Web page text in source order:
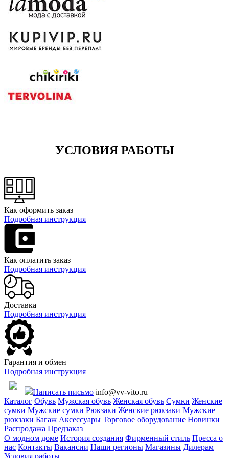
УСЛОВИЯ РАБОТЫ
Как оформить заказ
Подробная инструкция
Как оплатить заказ
Подробная инструкция
Доставка
Подробная инструкция
Гарантия и обмен
Подробная инструкция
Написать письмо info@vv-vito.ru
Каталог Обувь Мужская обувь Женская обувь Сумки Женские
сумки Мужские сумки Рюкзаки Женские рюкзаки Мужские
рюкзаки Багаж Аксессуары Торговое оборудование Новинки
Распродажа Предзаказ
О модном доме История создания Фирменный стиль Пресса о
нас Контакты Вакансии Наши регионы Магазины Дилерам
Условия работы